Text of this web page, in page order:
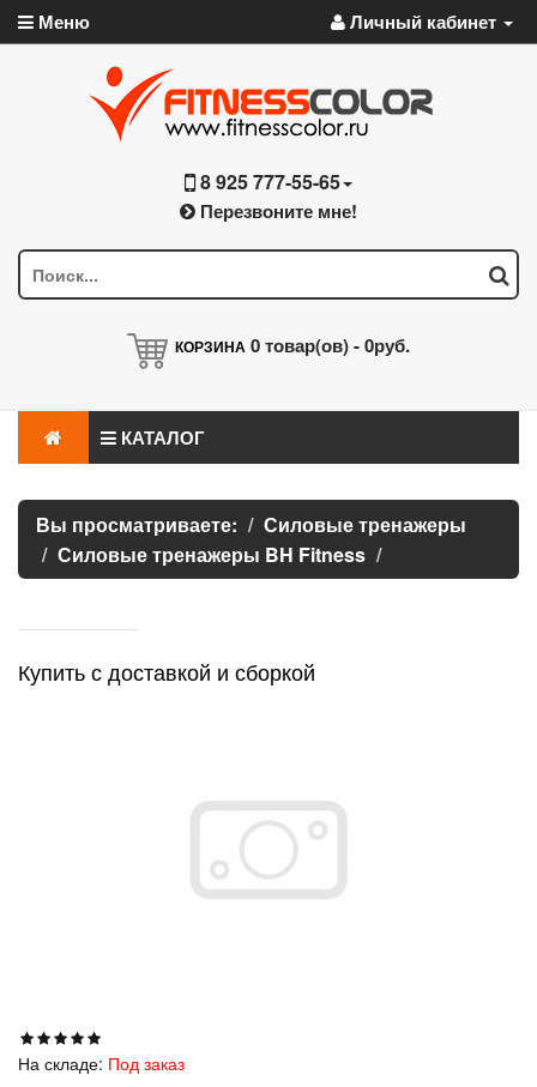
Меню Личный кабинет
8 925 777-55-65
Перезвоните мне!
КОРЗИНА 0товар(ов) -0руб.
КАТАЛОГ
Вы просматриваете:
Силовые тренажеры
Силовые тренажеры BH Fitness
Купить с доставкой и сборкой
На складе: Под заказ